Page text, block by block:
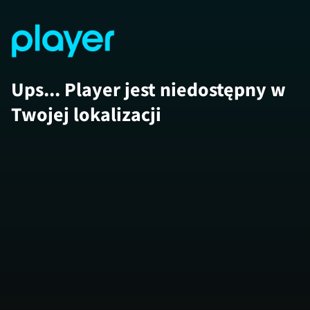
Ups... Player jest niedostępny w
Twojej lokalizacji